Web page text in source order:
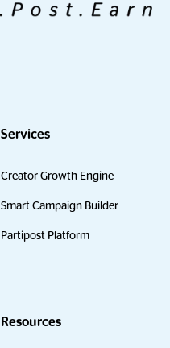
Services
Creator Growth Engine
Smart Campaign Builder
Partipost Platform
Resources